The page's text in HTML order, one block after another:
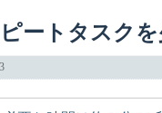
ートタスク